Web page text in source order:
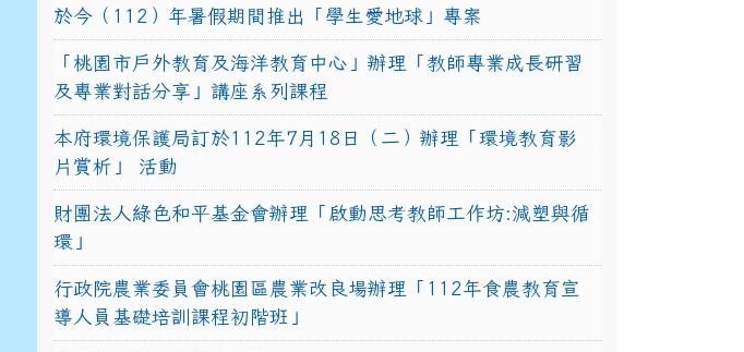
於今（112）年暑假期間推出「學生愛地球」專案
「桃園市戶外教育及海洋教育中心」辦理「教師專業成長研習
及專業對話分享」講座系列課程
本府環境保護局訂於112年7月18日（二）辦理「環境教育影
片賞析」 活動
財團法人綠色和平基金會辦理「啟動思考教師工作坊:減塑與循
環」
行政院農業委員會桃園區農業改良場辦理「112年食農教育宣
導人員基礎培訓課程初階班」